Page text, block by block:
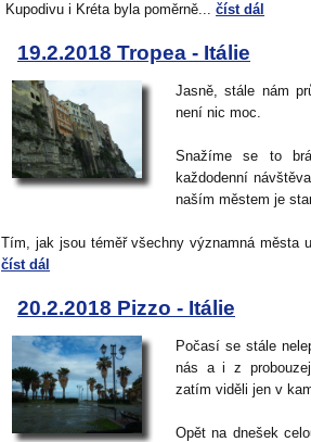
Kupodivu i Kréta byla poměrně... číst dál
19.2.2018 Tropea - Itálie
Jasně, stále nám
není nic moc.
Snažíme se to
každodenní
naším městem je
Tím, jak jsou téměř všechny významná města
číst dál
20.2.2018 Pizzo - Itálie
Počasí se stále
nás a i z
zatím viděli jen v
Opět na dnešek